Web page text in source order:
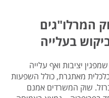
המרלו"גים
בעלייה
יציבות ואף עלייה
מאתגרת, כולל השפעות
שוק המשרדים אמנם